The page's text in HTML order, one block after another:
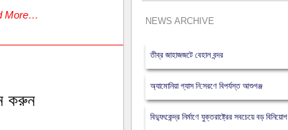
More…
করুন
NEWS ARCHIVE
তীব্র জাহাজজটে বেহাল বন্দর
অ্যামোনিয়া গ্যাস নি:সরণে বিপর্যস্ত আশুগঞ্জ
বিদ্যুৎকেন্দ্র নির্মাণে যুক্তরাষ্ট্রের সবচেয়ে বড় বিনিয়োগ